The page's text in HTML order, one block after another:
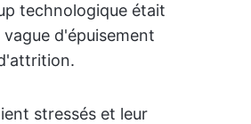
technologique était
d'épuisement
stressés et leur